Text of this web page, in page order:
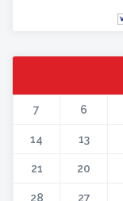
6
7
13
14
20
21
27
28